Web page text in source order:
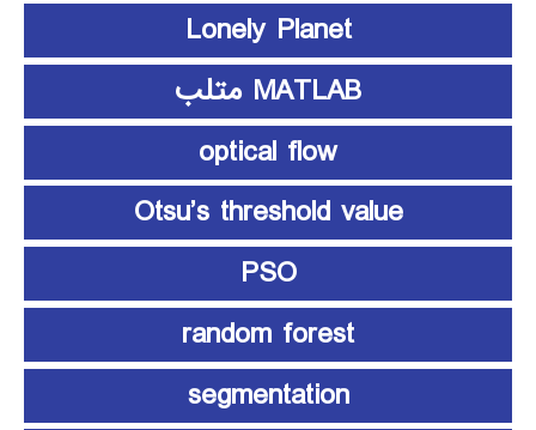
Lonely Planet
MATLAB متلب
optical flow
Otsu’s threshold value
PSO
random forest
segmentation